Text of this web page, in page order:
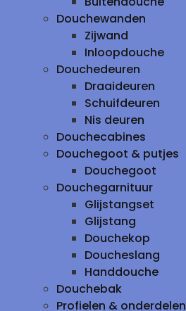
Douchewanden
Zijwand
Inloopdouche
Douchedeuren
Draaideuren
Schuifdeuren
Nis deuren
Douchecabines
Douchegoot & putjes
Douchegoot
Douchegarnituur
Glijstangset
Glijstang
Douchekop
Doucheslang
Handdouche
Douchebak
Profielen & onderdelen